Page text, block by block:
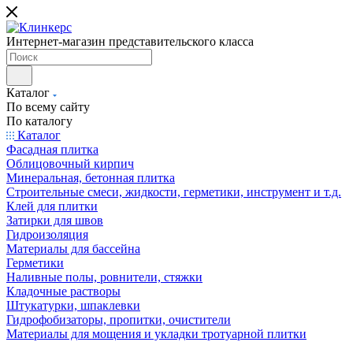
Интернет-магазин представительского класса
Каталог
По всему сайту
По каталогу
Каталог
Фасадная плитка
Облицовочный кирпич
Минеральная, бетонная плитка
Строительные смеси, жидкости, герметики, инструмент и т.д.
Клей для плитки
Затирки для швов
Гидроизоляция
Материалы для бассейна
Герметики
Наливные полы, ровнители, стяжки
Кладочные растворы
Штукатурки, шпаклевки
Гидрофобизаторы, пропитки, очистители
Материалы для мощения и укладки тротуарной плитки